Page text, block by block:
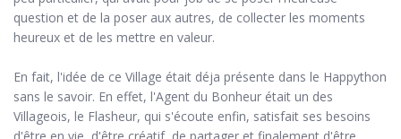
question et de la poser aux autres, de collecter les moments
heureux et de les mettre en valeur.
En fait, l'idée de ce Village était déja présente dans le Happython
sans le savoir. En effet, l'Agent du Bonheur était un des
Villageois, le Flasheur, qui s'écoute enfin, satisfait ses besoins